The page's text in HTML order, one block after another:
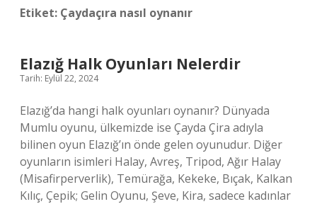
Etiket: Çaydaçıra nasıl oynanır
Elazığ Halk Oyunları Nelerdir
Tarih: Eylül 22, 2024
Elazığ’da hangi halk oyunları oynanır? Dünyada
Mumlu oyunu, ülkemizde ise Çayda Çira adıyla
bilinen oyun Elazığ’ın önde gelen oyunudur. Diğer
oyunların isimleri Halay, Avreş, Tripod, Ağır Halay
(Misafirperverlik), Temürağa, Kekeke, Bıçak, Kalkan
Kılıç, Çepik; Gelin Oyunu, Şeve, Kira, sadece kadınlar